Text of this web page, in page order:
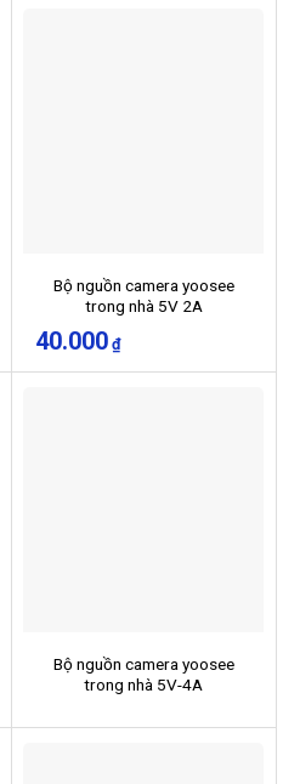
Bộ nguồn camera yoosee
trong nhà 5V 2A
40.000 ₫
Bộ nguồn camera yoosee
trong nhà 5V-4A